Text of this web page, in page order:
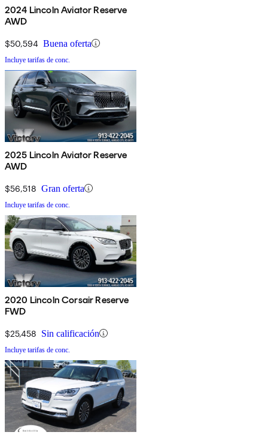
2024 Lincoln Aviator Reserve
AWD
$50,594 Buena oferta
Incluye tarifas de conc.
2025 Lincoln Aviator Reserve
AWD
$56,518 Gran oferta
Incluye tarifas de conc.
2020 Lincoln Corsair Reserve
FWD
$25,458 Sin calificación
Incluye tarifas de conc.